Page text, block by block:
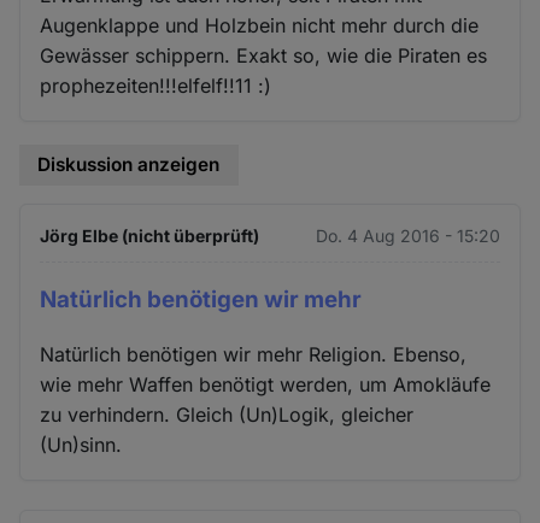
Augenklappe und Holzbein nicht mehr durch die
Gewässer schippern. Exakt so, wie die Piraten es
prophezeiten!!!elfelf!!11 :)
Diskussion anzeigen
Jörg Elbe (nicht überprüft) Do. 4 Aug 2016 - 15:20
Natürlich benötigen wir mehr
Natürlich benötigen wir mehr Religion. Ebenso,
wie mehr Waffen benötigt werden, um Amokläufe
zu verhindern. Gleich (Un)Logik, gleicher
(Un)sinn.